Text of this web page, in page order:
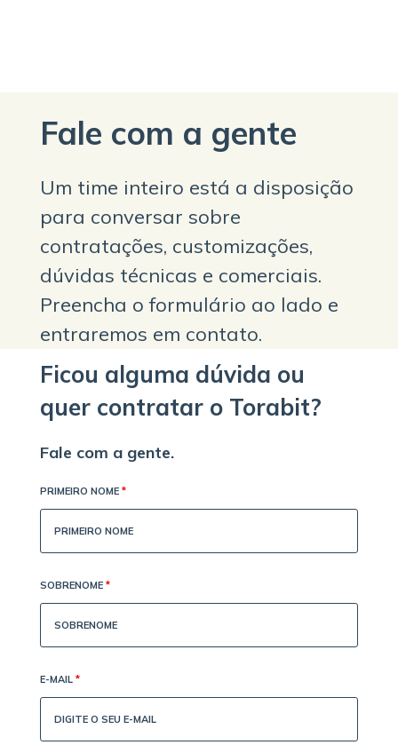
Fale com a gente
Um time inteiro está a disposição
para conversar sobre
contratações, customizações,
dúvidas técnicas e comerciais.
Preencha o formulário ao lado e
entraremos em contato.
Ficou alguma dúvida ou
quer contratar o Torabit?
Fale com a gente.
PRIMEIRO NOME *
SOBRENOME *
E-MAIL *